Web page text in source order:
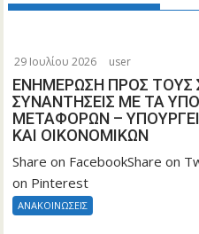
29 Ιουλίου 2026 user
ΕΝΗΜΕΡΩΣΗ ΠΡΟΣ ΤΟΥΣ
ΣΥΝΑΝΤΗΣΕΙΣ ΜΕ ΤΑ
ΜΕΤΑΦΟΡΩΝ –
ΚΑΙ ΟΙΚΟΝΟΜΙΚΩΝ
Share on FacebookShare on
on Pinterest
ΑΝΑΚΟΙΝΩΣΕΙΣ